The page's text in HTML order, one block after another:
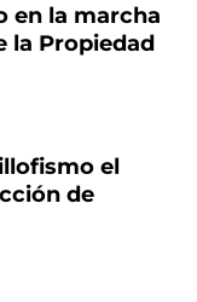
en la marcha
la Propiedad
el
de